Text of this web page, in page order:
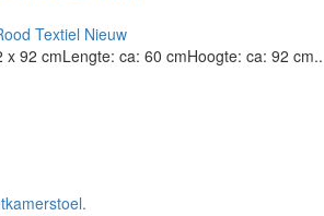
Textiel Nieuw
92 cmLengte: ca: 60 cmHoogte: ca: 92 cm..